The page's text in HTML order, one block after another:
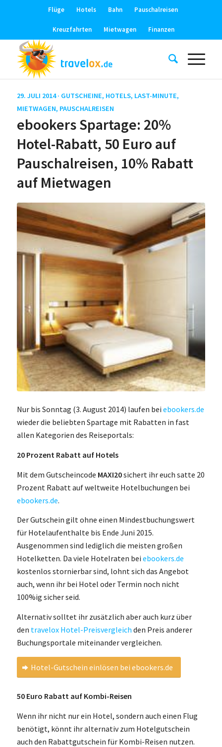
Flüge Hotels Bahn Pauschalreisen
Kreuzfahrten Mietwagen Finanzen
29. JULI 2014 · GUTSCHEINE, HOTELS, LAST-MINUTE,
MIETWAGEN, PAUSCHALREISEN
ebookers Spartage: 20%
Hotel-Rabatt, 50 Euro auf
Pauschalreisen, 10% Rabatt
auf Mietwagen
Nur bis Sonntag (3. August 2014) laufen bei ebookers.de
wieder die beliebten Spartage mit Rabatten in fast
allen Kategorien des Reiseportals:
20 Prozent Rabatt auf Hotels
Mit dem Gutscheincode MAXI20sichert ihr euch satte 20
Prozent Rabatt auf weltweite Hotelbuchungen bei
ebookers.de.
Der Gutschein gilt ohne einen Mindestbuchungswert
für Hotelaufenthalte bis Ende Juni 2015.
Ausgenommen sind lediglich die meisten großen
Hotelketten. Da viele Hotelraten bei ebookers.de
kostenlos stornierbar sind, lohnt sich das Angebot
auch, wenn ihr bei Hotel oder Termin noch nicht
100%ig sicher seid.
Alternativ solltet ihr zusätzlich aber auch kurz über
den travelox Hotel-Preisvergleich den Preis anderer
Buchungsportale miteinander vergleichen.
Hotel-Gutschein einlösen bei ebookers.de
50 Euro Rabatt auf Kombi-Reisen
Wenn ihr nicht nur ein Hotel, sondern auch einen Flug
benötigt, könnt ihr alternativ zum Hotelgutschein
auch den Rabattgutschein für Kombi-Reisen nutzen.